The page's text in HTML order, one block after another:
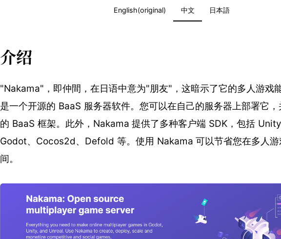
English(original) 中文 日本語
介绍
"Nakama"，即仲間，在日语中意为"朋友"，这暗示了它的多人游戏
是一个开源的 BaaS 服务器软件。您可以在自己的服务器上部署它
的 BaaS 框架。此外，Nakama 提供了多种客户端 SDK，包括
Godot、Cocos2d、Defold 等。使用 Nakama 可以节省您在多人游
间。